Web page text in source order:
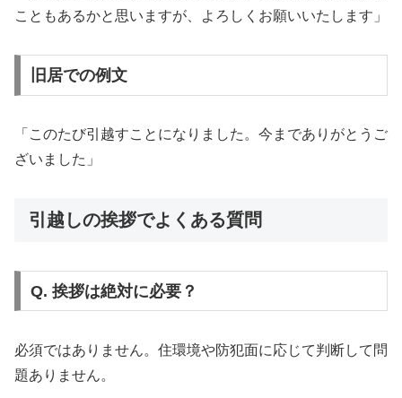
こともあるかと思いますが、よろしくお願いいたします」
旧居での例文
「このたび引越すことになりました。今までありがとうご
ざいました」
引越しの挨拶でよくある質問
Q. 挨拶は絶対に必要？
必須ではありません。住環境や防犯面に応じて判断して問
題ありません。